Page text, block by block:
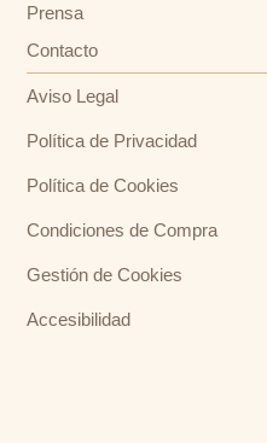
Prensa
Contacto
Aviso Legal
Política de Privacidad
Política de Cookies
Condiciones de Compra
Gestión de Cookies
Accesibilidad